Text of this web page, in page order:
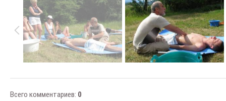
Всего комментариев: 0